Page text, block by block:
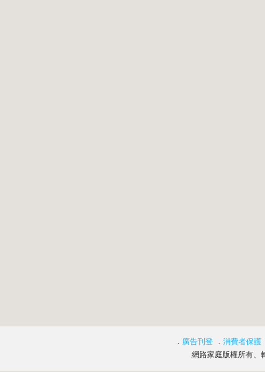
． 廣告刊登 ． 消費者保護
網路家庭版權所有、